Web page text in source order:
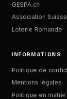
GESPA.ch
Association
Loterie Romande
INFORMATIONS
Politique de
Mentions légales
Politique en